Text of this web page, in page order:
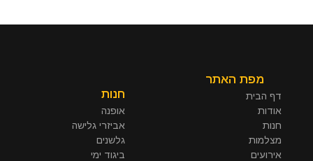
מפת האתר
דף הבית
אודות
חנות
מצלמות
אירועים
חנות
אופנה
אביזרי גלישה
גלשנים
ביגוד ימי